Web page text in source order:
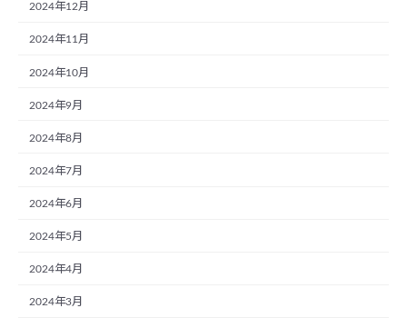
2024年12月
2024年11月
2024年10月
2024年9月
2024年8月
2024年7月
2024年6月
2024年5月
2024年4月
2024年3月